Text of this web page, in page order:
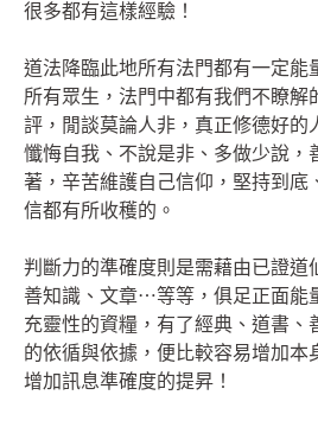
很多都有這樣經驗！
道法降臨此地所有法門都有一定能
所有眾生，法門中都有我們不瞭解
評，閒談莫論人非，真正修德好的
懺悔自我、不說是非、多做少說，
著，辛苦維護自己信仰，堅持到底
信都有所收穫的。
判斷力的準確度則是需藉由已證道
善知識、文章⋯等等，俱足正面能
充靈性的資糧，有了經典、道書、
的依循與依據，便比較容易增加本
增加訊息準確度的提昇！